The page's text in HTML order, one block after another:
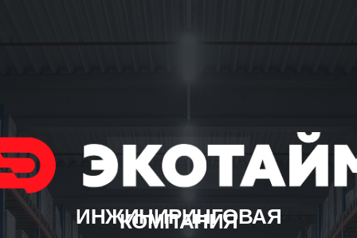
ИНЖИНИРИНГОВАЯ
КОМПАНИЯ